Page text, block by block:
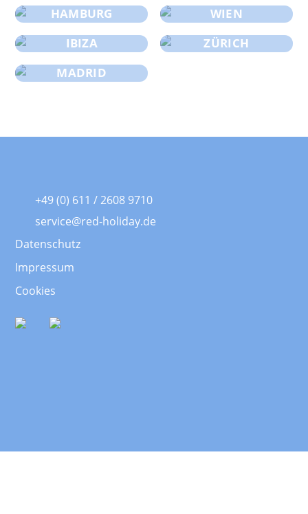
HAMBURG
IBIZA
MADRID
WIEN
ZÜRICH
+49 (0) 611 / 2608 9710
service@red-holiday.de
Datenschutz
Impressum
Cookies